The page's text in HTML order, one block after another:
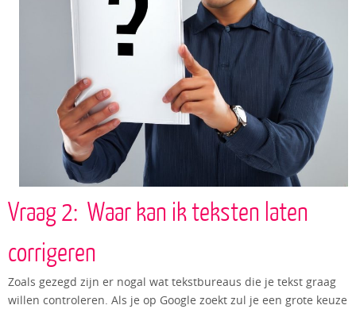
Vraag 2: Waar kan ik teksten laten
corrigeren
Zoals gezegd zijn er nogal wat tekstbureaus die je tekst graag
willen controleren. Als je op Google zoekt zul je een grote keuze